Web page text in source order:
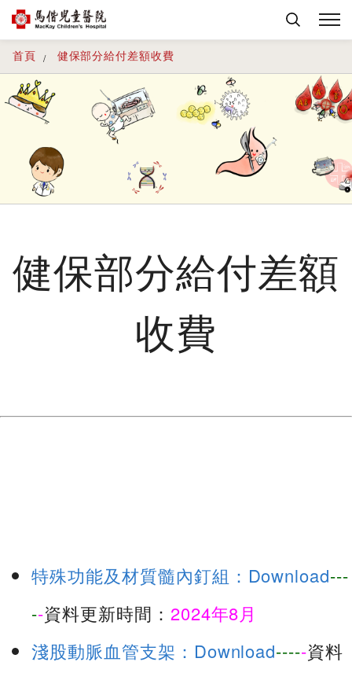
首頁 健保部分給付差額收費
健保部分給付差額
收費
特殊功能及材質髓內釘組：Download---
--資料更新時間： 2024年8月
淺股動脈血管支架：Download-----資料